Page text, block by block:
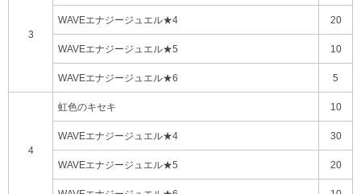
3
WAVEエナジージュエル★4 20
WAVEエナジージュエル★5 10
WAVEエナジージュエル★6 5
4
虹色のキセキ 10
WAVEエナジージュエル★4 30
WAVEエナジージュエル★5 20